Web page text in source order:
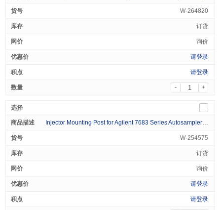
W-264820
订货
询价
请登录
请登录
- +
Injector Mounting Post for Agilent 7683 Series Autosamplers 1/pk
W-254575
订货
询价
请登录
请登录